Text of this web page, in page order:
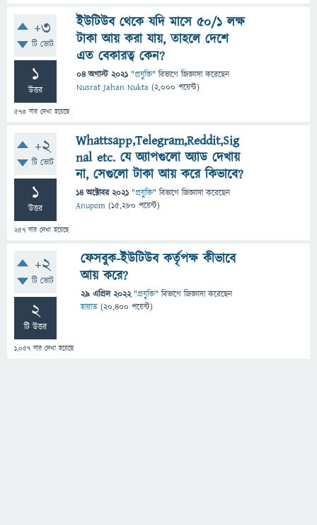
+3
টি ভোট
1
উত্তর
573 বার দেখা হয়েছে
ইউটিউব থেকে যদি মাসে ৫০/১ লক্ষ
টাকা আয় করা যায়, তাহলে দেশে
এত বেকারত্ব কেন?
04 অগাস্ট 2021 "প্রযুক্তি" বিভাগে জিজ্ঞাসাকরেছেন
Nusrat Jahan Nukta (2,000 পয়েন্ট)
+2
টি ভোট
1
উত্তর
257 বার দেখা হয়েছে
Whattsapp,Telegram,Reddit,Sig
nal etc. যে অ্যাপগুলো অ্যাড দেখায়
না, সেগুলো টাকা আয় করে কিভাবে?
14 অক্টোবর 2021 "প্রযুক্তি" বিভাগে জিজ্ঞাসাকরেছেন
Anupom (15,280 পয়েন্ট)
+2
টি ভোট
2
টি উত্তর
1,057 বার দেখা হয়েছে
ফেসবুক-ইউটিউব কর্তৃপক্ষ কীভাবে
আয় করে?
29 এপ্রিল 2022 "প্রযুক্তি" বিভাগে জিজ্ঞাসাকরেছেন
হায়াত (20,400 পয়েন্ট)